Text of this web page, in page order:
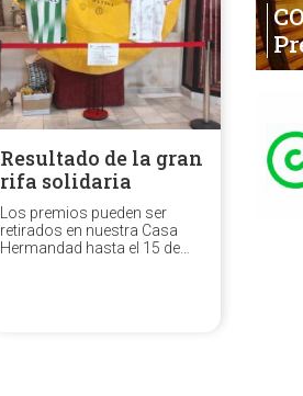
Resultado de la gran
rifa solidaria
Los premios pueden ser
retirados en nuestra Casa
Hermandad hasta el 15 de